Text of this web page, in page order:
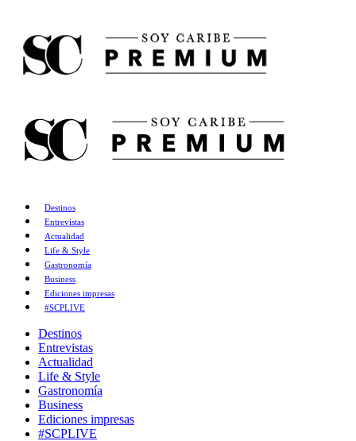
Destinos
Entrevistas
Actualidad
Life & Style
Gastronomía
Business
Ediciones impresas
#SCPLIVE
Destinos
Entrevistas
Actualidad
Life & Style
Gastronomía
Business
Ediciones impresas
#SCPLIVE